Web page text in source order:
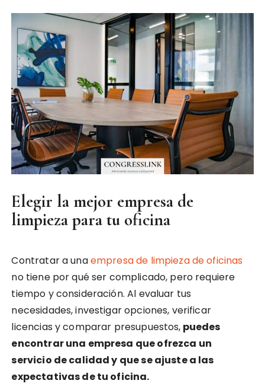
Elegir la mejor empresa de
limpieza para tu oficina
Contratar a unaempresa de limpieza de oficinas
no tiene por qué ser complicado, pero requiere
tiempo y consideración. Al evaluar tus
necesidades, investigar opciones, verificar
licencias y comparar presupuestos, puedes
encontrar una empresa que ofrezca un
servicio de calidad y que se ajuste a las
expectativas de tu oficina.